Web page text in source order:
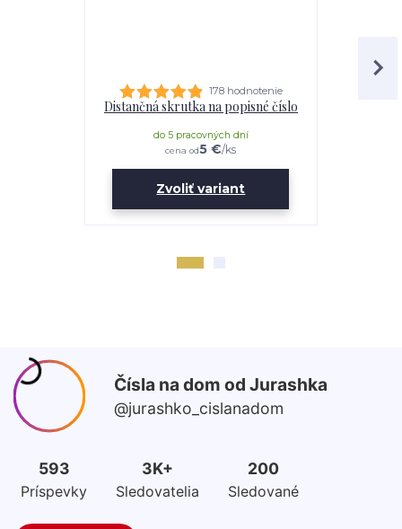
178 hodnotenie
Distančná skrutka na popisné číslo
cena od5 €/ks
do 5 pracovných dní
Zvoliť variant